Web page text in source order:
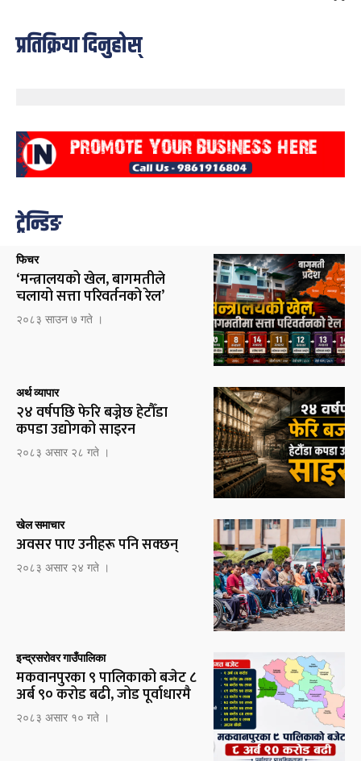
प्रतिक्रिया दिनुहोस्
ट्रेन्डिङ
फिचर
‘मन्त्रालयको खेल, बागमतीले
चलायो सत्ता परिवर्तनको रेल’
२०८३ साउन ७ गते ।
अर्थ व्यापार
२४ वर्षपछि फेरि बज्नेछ हेटौँडा
कपडा उद्योगको साइरन
२०८३ असार २८ गते ।
खेल समाचार
अवसर पाए उनीहरू पनि सक्छन्
२०८३ असार २४ गते ।
इन्द्रसरोवर गाउँपालिका
मकवानपुरका ९ पालिकाको बजेट ८
अर्ब ९० करोड बढी, जोड पूर्वाधारमै
२०८३ असार १० गते ।